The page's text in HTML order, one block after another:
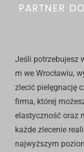
PARTNER
Jeśli potrzebujesz
m we Wrocławiu,
zlecić pielęgnację
firma, której
elastyczność oraz
każde zlecenie
najwyższym